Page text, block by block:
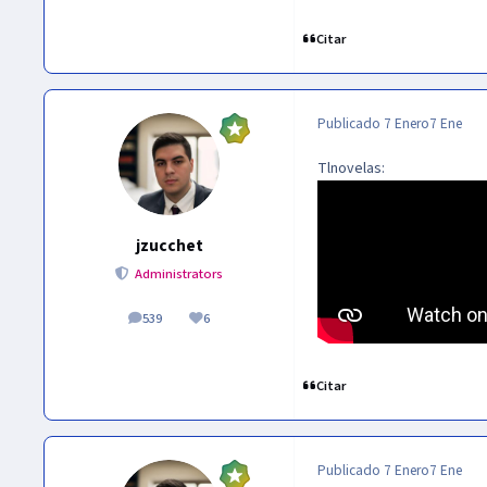
Citar
jzucchet
Administrators
539
publicaciones
6
Reputación
Publicado 7 Enero7 Ene
Tlnovelas:
Citar
Publicado 7 Enero7 Ene